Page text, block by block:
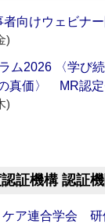
者向けウェビナ
)
ム2026 〈学び
真価〉 MR認定
)
証機構 認証
ケア連合学会